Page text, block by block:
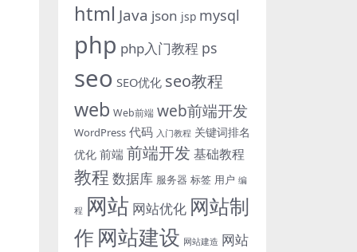
html Java json jsp mysql
php php入门教程 ps
seo SEO优化 seo教程
web Web前端 web前端开发
WordPress 代码 入门教程 关键词排名
优化 前端 前端开发 基础教程
教程 数据库 服务器 标签 用户 编
程 网站 网站优化 网站制
作 网站建设 网站建造 网站